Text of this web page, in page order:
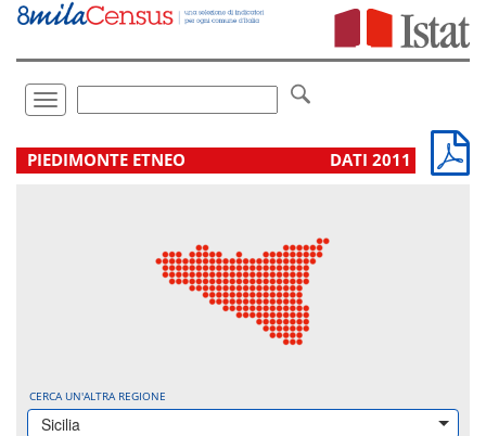
Vai
direttamente
Toggle
navigation
.
PIEDIMONTE ETNEO DATI 2011
CERCA UN'ALTRA REGIONE
Sicilia